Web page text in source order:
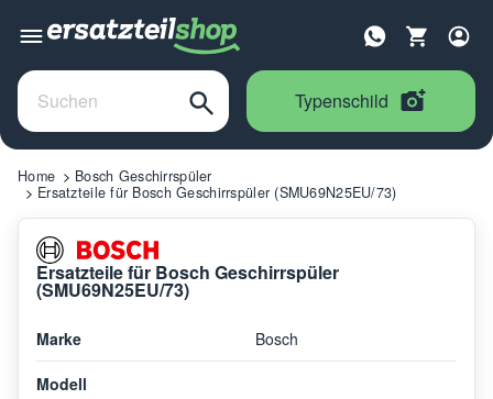
Typenschild
Home
Bosch Geschirrspüler
Ersatzteile für Bosch Geschirrspüler (SMU69N25EU/73)
Ersatzteile für Bosch Geschirrspüler
(SMU69N25EU/73)
Marke Bosch
Modell